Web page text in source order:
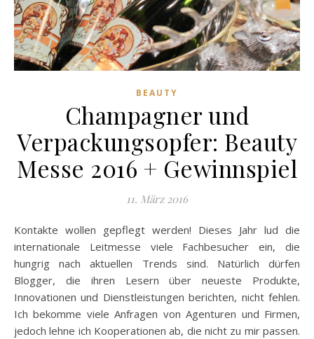
BEAUTY
Champagner und
Verpackungsopfer: Beauty
Messe 2016 + Gewinnspiel
11. März 2016
Kontakte wollen gepflegt werden! Dieses Jahr lud die
internationale Leitmesse viele Fachbesucher ein, die
hungrig nach aktuellen Trends sind. Natürlich dürfen
Blogger, die ihren Lesern über neueste Produkte,
Innovationen und Dienstleistungen berichten, nicht fehlen.
Ich bekomme viele Anfragen von Agenturen und Firmen,
jedoch lehne ich Kooperationen ab, die nicht zu mir passen.